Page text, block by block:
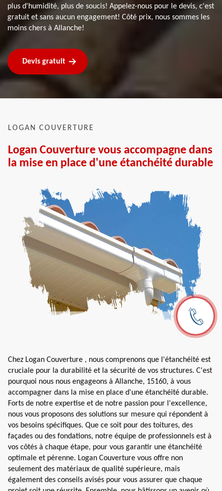
plus d'humidité, plus de soucis! Appelez-nous pour le devis, c'est
gratuit et sans aucun engagement! Côté prix, nous sommes les
moins chers à Allanche!
Devis gratuit
LOGAN COUVERTURE
Logan Couverture vous accompagne dans
la mise en place d'une étanchéité durable
Chez Logan Couverture , nous comprenons que l'étanchéité est
cruciale pour la durabilité et la sécurité de vos structures. C'est
pourquoi nous nous engageons à Allanche, 15160, à vous
accompagner dans la mise en place d'une étanchéité durable.
Forts de notre expertise et de notre passion pour l'excellence,
nous vous proposons des solutions sur mesure qui répondent à
vos besoins spécifiques. Que ce soit pour des toitures, des
façades ou des fondations, notre équipe de professionnels est à
vos côtés à chaque étape, pour vous garantir une étanchéité
optimale et pérenne. Logan Couverture vous offre non
seulement des matériaux de qualité supérieure, mais
également des conseils avisés pour vous assurer que chaque